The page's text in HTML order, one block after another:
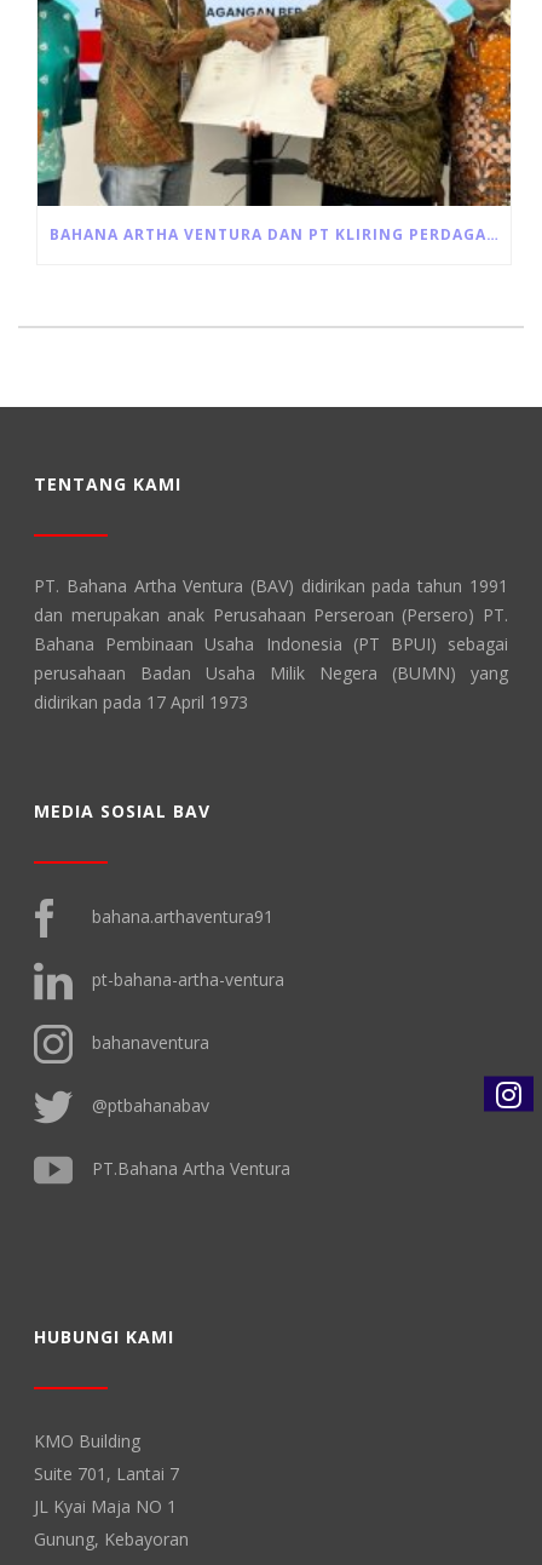
BAHANA ARTHA VENTURA DAN PT KLIRING PERDAGANGAN BERJANGKA INDONESIA JALIN KERJA SAMA PEMANFAATAN JASA LAYANAN RESI GUDANG
TENTANG KAMI
PT. Bahana Artha Ventura (BAV) didirikan pada tahun 1991
dan merupakan anak Perusahaan Perseroan (Persero) PT.
Bahana Pembinaan Usaha Indonesia (PT BPUI) sebagai
perusahaan Badan Usaha Milik Negera (BUMN) yang
didirikan pada 17 April 1973
MEDIA SOSIAL BAV
bahana.arthaventura91
pt-bahana-artha-ventura
bahanaventura
@ptbahanabav
PT.Bahana Artha Ventura
HUBUNGI KAMI
KMO Building
Suite 701, Lantai 7
JL Kyai Maja NO 1
Gunung, Kebayoran